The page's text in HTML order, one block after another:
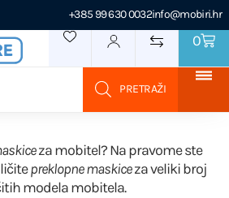
+385 99 630 0032info@mobiri.hr
0
za mobitel? Na pravome ste
preklopne maskiceza veliki broj
modela mobitela.